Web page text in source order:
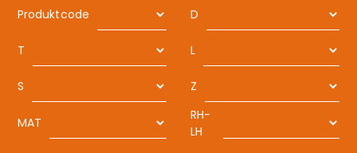
Produktcode D
T L
S Z
MAT
RH-
LH